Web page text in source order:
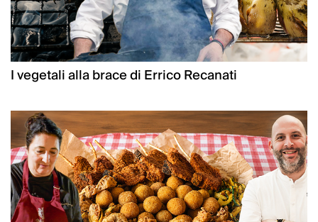
I vegetali alla brace di Errico Recanati